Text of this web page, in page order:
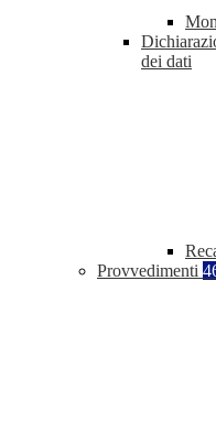
dei dati
Provvedimenti